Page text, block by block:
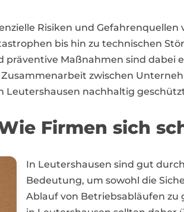
Risiken und
bis hin zu technischen
Maßnahmen sind dabei
zwischen
Leutershausen nachhaltig
Firmen sich
In Leutershausen sind gut
Bedeutung, um sowohl die
Ablauf von Betriebsabläufen